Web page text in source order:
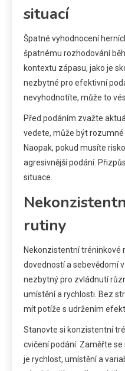
situací
Špatné vyhodnocení
špatnému rozhodování
kontextu zápasu, jako je
nezbytné pro efektivní
nevyhodnotíte, může to
Před podáním zvažte
vedete, může být
Naopak, pokud musíte
agresivnější podání.
situace.
rutiny
Nekonzistentní tréninkové
dovedností a sebevědomí
nezbytný pro zvládnutí
umístění a rychlosti. Bez
mít potíže s udržením
Stanovte si konzistentní
cvičení podání. Zaměřte
je rychlost, umístění a